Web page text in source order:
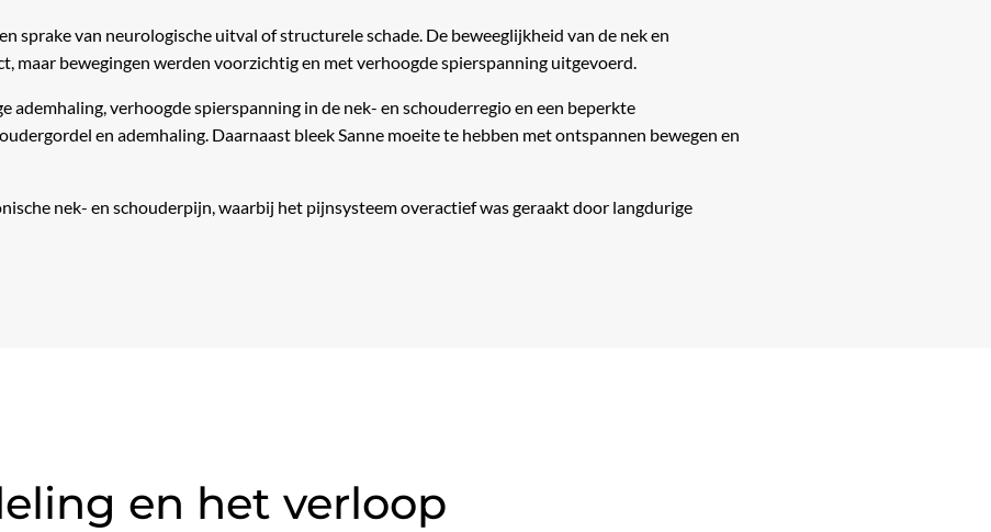
sprake van neurologische uitval of structurele schade. De beweeglijkheid van de nek en
maar bewegingen werden voorzichtig en met verhoogde spierspanning uitgevoerd.
ademhaling, verhoogde spierspanning in de nek- en schouderregio en een beperkte
en ademhaling. Daarnaast bleek Sanne moeite te hebben met ontspannen bewegen en
nek- en schouderpijn, waarbij het pijnsysteem overactief was geraakt door langdurige
en het verloop